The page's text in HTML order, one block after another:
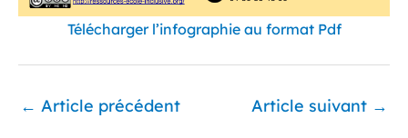
Télécharger l’infographie au format Pdf
← Article précédent Article suivant →